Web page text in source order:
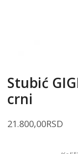
Stubić
crni
21.800,00RSD